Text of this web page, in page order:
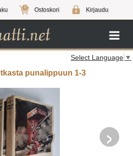
0 Ostoskori Kirjaudu
Select Language ▼
punalippuun 1-3
›